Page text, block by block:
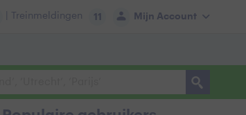
Mijn Account
| Treinmeldingen 11